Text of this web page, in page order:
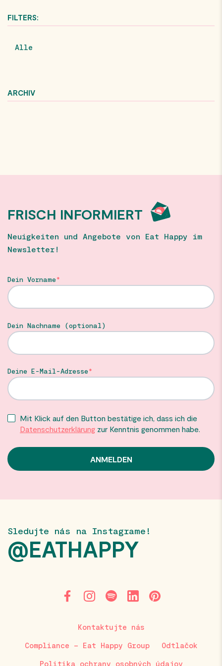
FILTERS:
Alle
ARCHIV
FRISCH INFORMIERT
Neuigkeiten und Angebote von Eat Happy im
Newsletter!
Dein Vorname
Dein Nachname (optional)
Deine E-Mail-Adresse
Mit Klick auf den Button bestätige ich, dass ich die
Datenschutzerklärung zur Kenntnis genommen habe.
Sledujte nás na Instagrame!
@EATHAPPY
Kontaktujte nás
Compliance – Eat Happy Group Odtlačok
Politika ochrany osobných údajov